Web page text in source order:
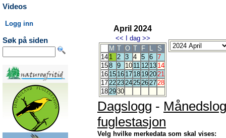
Videos
Logg inn
Søk på siden
April 2024
<< I dag >>
M T O T F L
S
14 1 2 3 4 5 6 7
158 9 10 11 12 13 14
16 15 16 17 18 192021
1722232425262728
182930
Dagslogg -
fuglestasjon
Velg hvilke merkedata som skal vises: